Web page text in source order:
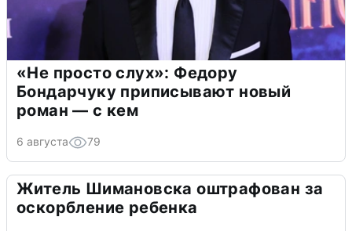
«Не просто слух»: Федору
Бондарчуку приписывают новый
роман — с кем
6 августа 79
Житель Шимановска оштрафован за
оскорбление ребенка